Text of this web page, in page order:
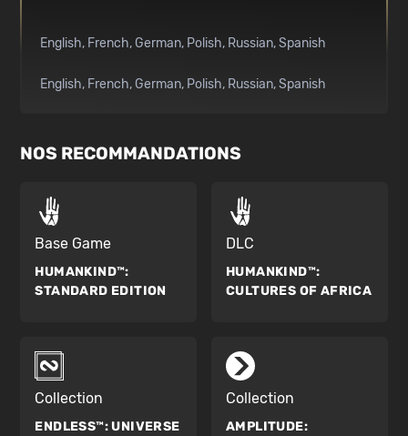
English French German Polish Russian Spanish
English French German Polish Russian Spanish
NOS RECOMMANDATIONS
Base Game
HUMANKIND™:
STANDARD EDITION
DLC
HUMANKIND™:
CULTURES OF AFRICA
Collection
ENDLESS™: UNIVERSE
Collection
AMPLITUDE: